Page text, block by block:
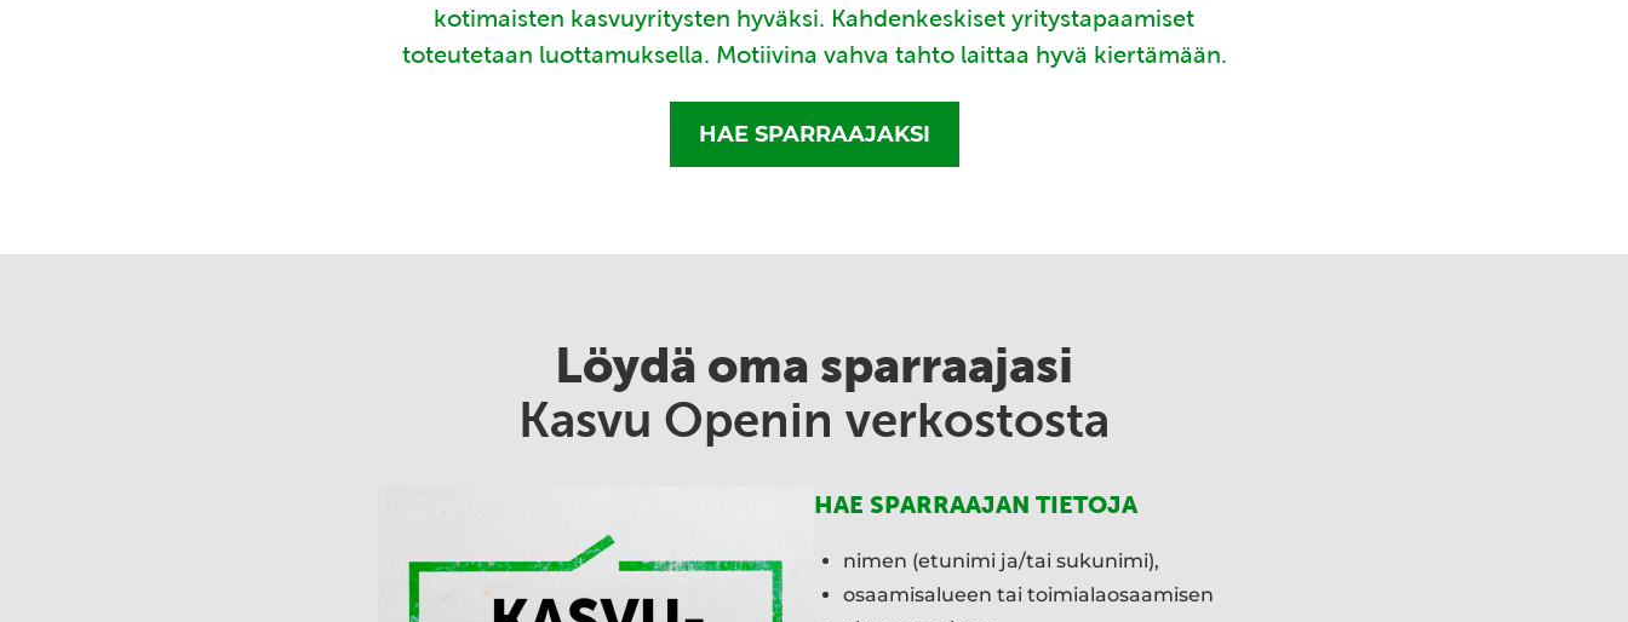
kotimaisten kasvuyritysten hyväksi. Kahdenkeskiset yritystapaamiset
toteutetaan luottamuksella. Motiivina vahva tahto laittaa hyvä kiertämään.
HAE SPARRAAJAKSI
Löydä oma sparraajasi
Kasvu Openin verkostosta
HAE SPARRAAJAN TIETOJA
nimen (etunimi ja/tai sukunimi),
osaamisalueen tai toimialaosaamisen